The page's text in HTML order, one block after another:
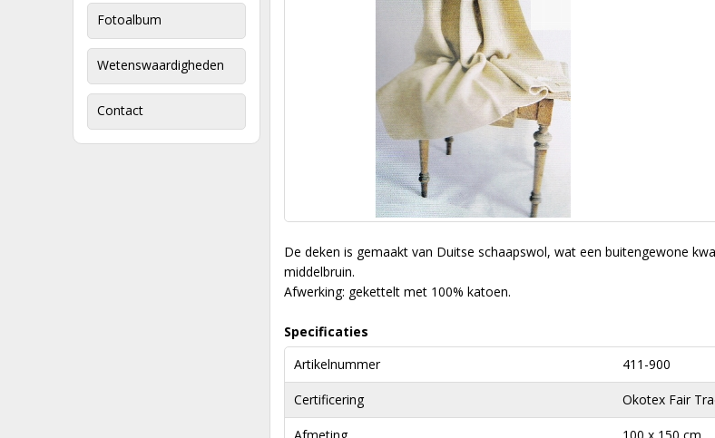
Fotoalbum
Wetenswaardigheden
Contact
De deken is gemaakt van Duitse schaapswol, wat een buitengewone
middelbruin.
Afwerking: gekettelt met 100% katoen.
Specificaties
Artikelnummer
411-900
Certificering Okotex Fair